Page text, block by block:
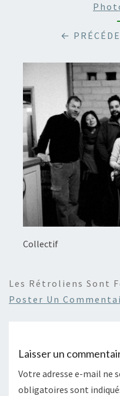
←
Collectif
Les Rétroliens Sont
Poster Un
Laisser un
Votre adresse e-mail ne
obligatoires sont